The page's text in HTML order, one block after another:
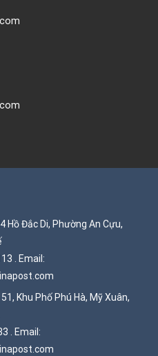
Hồ Đắc Di, Phường An Cựu,
. Email:
Khu Phố Phú Hà, Mỹ Xuân,
. Email: